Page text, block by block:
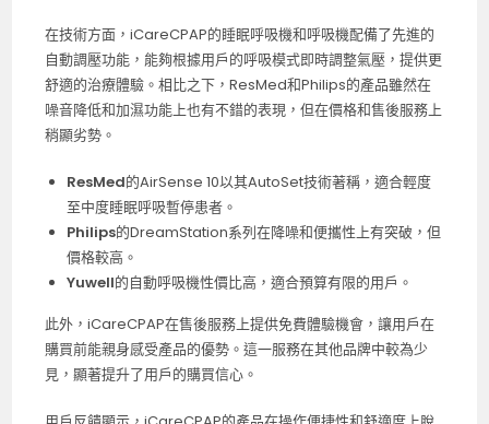
在技術方面，iCareCPAP的睡眠呼吸機和呼吸機配備了先進的
自動調壓功能，能夠根據用戶的呼吸模式即時調整氣壓，提供更
舒適的治療體驗。相比之下，ResMed和Philips的產品雖然在
噪音降低和加濕功能上也有不錯的表現，但在價格和售後服務上
稍顯劣勢。
ResMed的AirSense 10以其AutoSet技術著稱，適合輕度
至中度睡眠呼吸暫停患者。
Philips的DreamStation系列在降噪和便攜性上有突破，但
價格較高。
Yuwell的自動呼吸機性價比高，適合預算有限的用戶。
此外，iCareCPAP在售後服務上提供免費體驗機會，讓用戶在
購買前能親身感受產品的優勢。這一服務在其他品牌中較為少
見，顯著提升了用戶的購買信心。